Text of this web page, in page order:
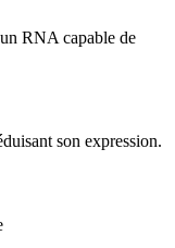
RNA capable de
son expression.